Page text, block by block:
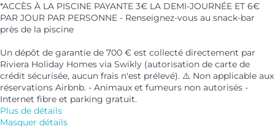
*ACCÈS À LA PISCINE PAYANTE 3€ LA DEMI-JOURNÉE ET 6€
PAR JOUR PAR PERSONNE - Renseignez-vous au snack-bar
près de la piscine
Un dépôt de garantie de 700 € est collecté directement par
Riviera Holiday Homes via Swikly (autorisation de carte de
crédit sécurisée, aucun frais n'est prélevé). ⚠️ Non applicable aux
réservations Airbnb. - Animaux et fumeurs non autorisés -
Internet fibre et parking gratuit.
Plus de détails
Masquer détails